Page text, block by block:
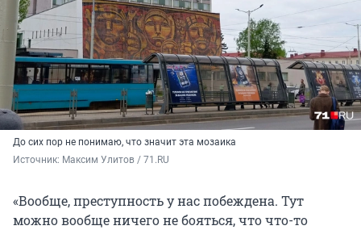
До сих пор не понимаю, что значит эта мозаика
Источник: Максим Улитов / 71.RU
«Вообще, преступность у нас побеждена. Тут
можно вообще ничего не бояться, что что-то